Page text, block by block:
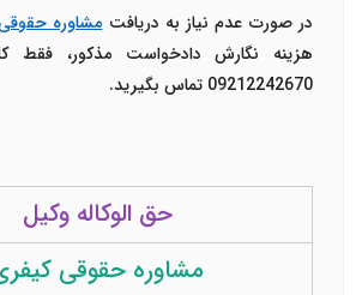
در صورت عدم نیاز به دریافتمشاوره
هزینه نگارش دادخواست مذکور، فقط
09212242670 تماس بگیرید.
حق الوکاله وکیل
مشاوره حقوقی